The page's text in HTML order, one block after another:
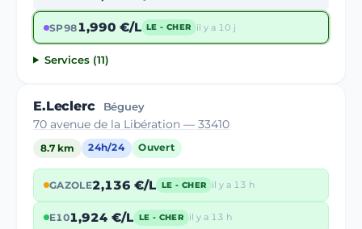
SP981,990 €/L LE - CHER il y a 10 j
Services (11)
E.Leclerc Béguey
70 avenue de la Libération — 33410
8.7 km 24h/24 Ouvert
GAZOLE2,136 €/L LE - CHER il y a 13 h
E101,924 €/L LE - CHER il y a 13 h